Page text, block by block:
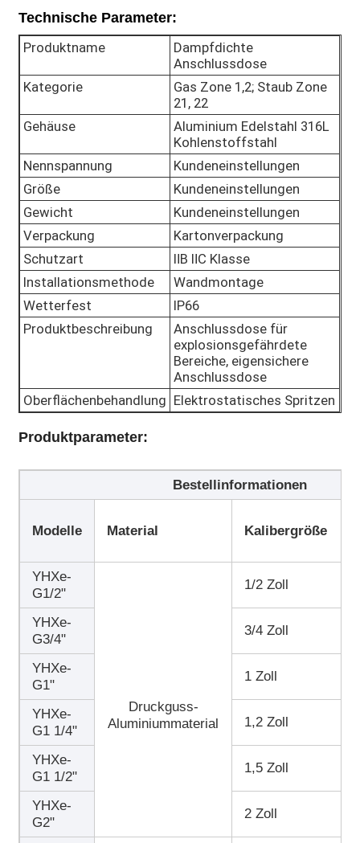
Explosionsgeschützte Box
Explosionsgeschützter Schalter
Explosionssichere Kabeldrüsen
explosionssicherer Stecker und Sockel
Technische Parameter:
Produktname
Dampfdichte
Anschlussdose
Kategorie
Gas Zone 1,2; Staub Zone
21, 22
Gehäuse
Aluminium Edelstahl 316L
Kohlenstoffstahl
Nennspannung
Kundeneinstellungen
Größe
Kundeneinstellungen
Gewicht
Kundeneinstellungen
Verpackung
Kartonverpackung
Schutzart
ⅡB ⅡC Klasse
Installationsmethode
Wandmontage
Wetterfest
IP66
Produktbeschreibung
Anschlussdose für
explosionsgefährdete
Bereiche, eigensichere
Anschlussdose
Oberflächenbehandlung Elektrostatisches Spritzen
Produktparameter:
Bestellinformationen
Modelle Material Kalibergröße
YHXe-
G1/2"
Druckguss-
Aluminiummaterial
1/2 Zoll
YHXe-
G3/4"
3/4 Zoll
YHXe-
G1"
1 Zoll
YHXe-
G1 1/4"
1,2 Zoll
YHXe-
G1 1/2"
1,5 Zoll
YHXe-
G2"
2 Zoll